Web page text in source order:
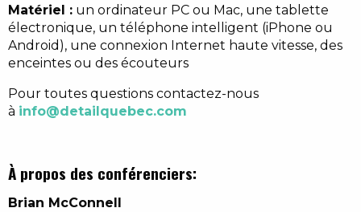
Matériel : un ordinateur PC ou Mac, une tablette
électronique, un téléphone intelligent (iPhone ou
Android), une connexion Internet haute vitesse, des
enceintes ou des écouteurs
Pour toutes questions contactez-nous
à info@detailquebec.com
À propos des conférenciers:
Brian McConnell